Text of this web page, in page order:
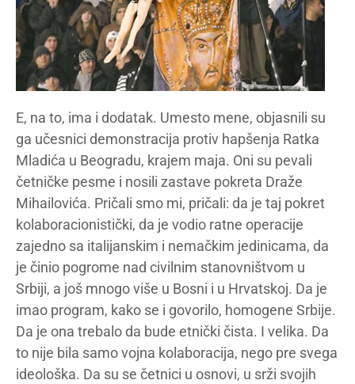
E, na to, ima i dodatak. Umesto mene, objasnili su
ga učesnici demonstracija protiv hapšenja Ratka
Mladića u Beogradu, krajem maja. Oni su pevali
četničke pesme i nosili zastave pokreta Draže
Mihailovića. Pričali smo mi, pričali: da je taj pokret
kolaboracionistički, da je vodio ratne operacije
zajedno sa italijanskim i nemačkim jedinicama, da
je činio pogrome nad civilnim stanovništvom u
Srbiji, a još mnogo više u Bosni i u Hrvatskoj. Da je
imao program, kako se i govorilo, homogene Srbije.
Da je ona trebalo da bude etnički čista. I velika. Da
to nije bila samo vojna kolaboracija, nego pre svega
ideološka. Da su se četnici u osnovi, u srži svojih